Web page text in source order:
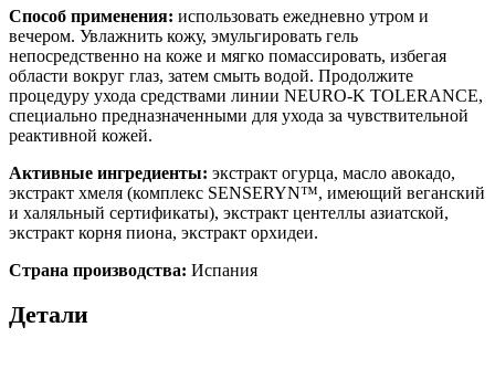
Способ применения: использовать ежедневно утром и
вечером. Увлажнить кожу, эмульгировать гель
непосредственно на коже и мягко помассировать, избегая
области вокруг глаз, затем смыть водой. Продолжите
процедуру ухода средствами линии NEURO-K TOLERANCE,
специально предназначенными для ухода за чувствительной
реактивной кожей.
Активные ингредиенты: экстракт огурца, масло авокадо,
экстракт хмеля (комплекс SENSERYN™, имеющий веганский
и халяльный сертификаты), экстракт центеллы азиатской,
экстракт корня пиона, экстракт орхидеи.
Страна производства: Испания
Детали